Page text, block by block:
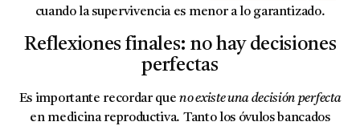
cuando la supervivencia es menor a lo garantizado.
Reflexiones finales: no hay decisiones
perfectas
Es importante recordar queno existe una decisión perfecta
en medicina reproductiva. Tanto los óvulos bancados